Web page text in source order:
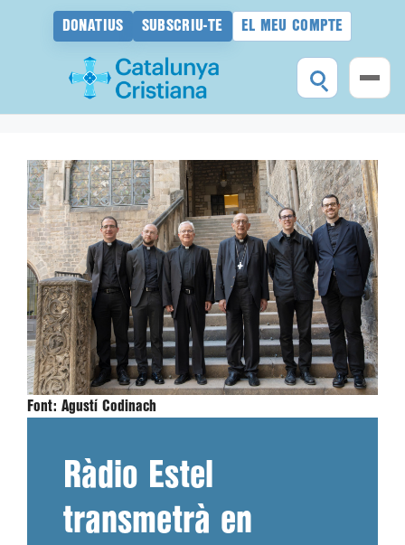
DONATIUS SUBSCRIU-TE EL MEU COMPTE
contingut
Font: Agustí Codinach
Ràdio Estel
transmetrà en